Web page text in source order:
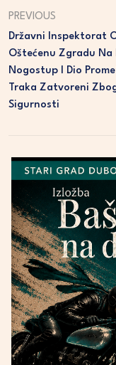
PREVIOUS
Državni Inspektorat
Oštećenu Zgradu Na
Nogostup I Dio
Traka Zatvoreni
Sigurnosti